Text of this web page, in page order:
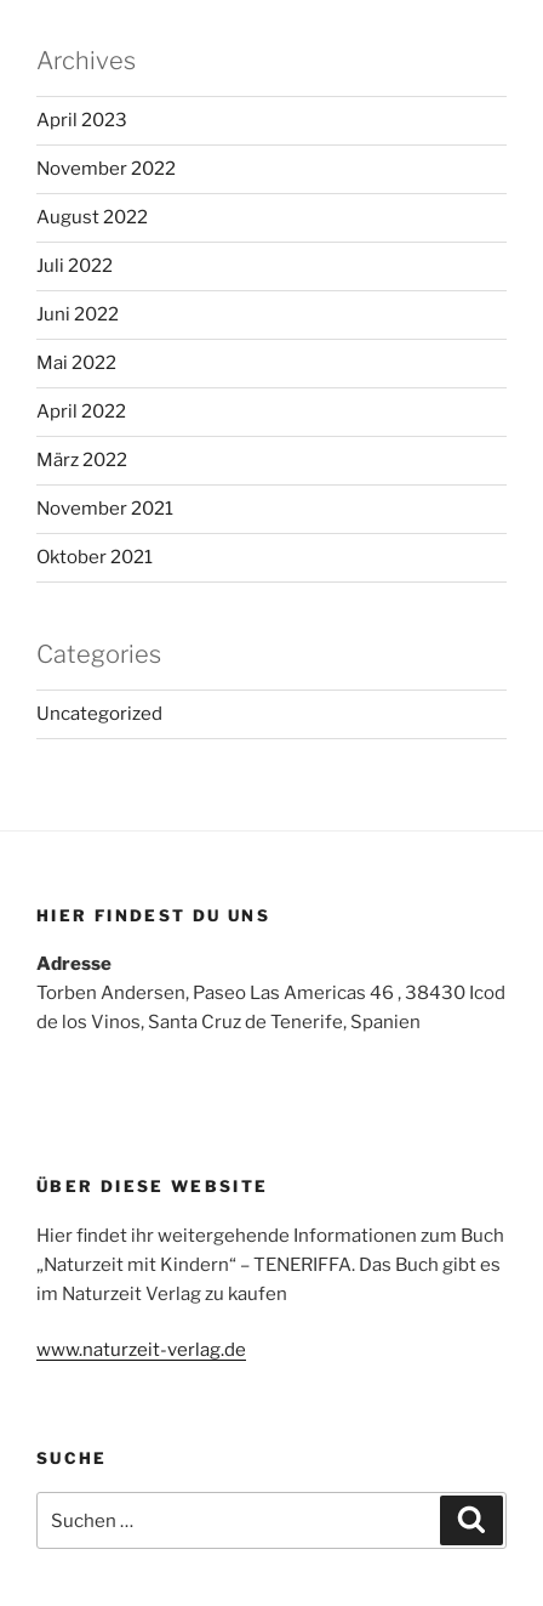
Archives
April 2023
November 2022
August 2022
Juli 2022
Juni 2022
Mai 2022
April 2022
März 2022
November 2021
Oktober 2021
Categories
Uncategorized
HIER FINDEST DU UNS
Adresse
Torben Andersen, Paseo Las Americas 46 , 38430 Icod
de los Vinos, Santa Cruz de Tenerife, Spanien
ÜBER DIESE WEBSITE
Hier findet ihr weitergehende Informationen zum Buch
„Naturzeit mit Kindern“ – TENERIFFA. Das Buch gibt es
im Naturzeit Verlag zu kaufen
www.naturzeit-verlag.de
SUCHE
nach: